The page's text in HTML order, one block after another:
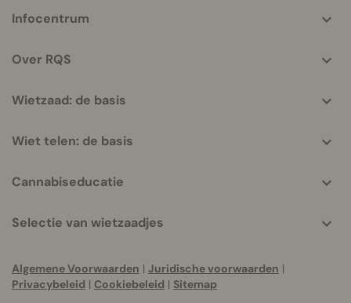
helpful
Infocentrum
Over RQS
Wietzaad: de basis
Wiet telen: de basis
Cannabiseducatie
Selectie van wietzaadjes
Algemene Voorwaarden | Juridische voorwaarden |
Privacybeleid | Cookiebeleid | Sitemap